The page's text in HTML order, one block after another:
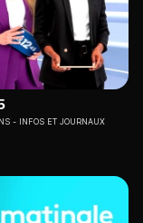
INFOS ET JOURNAUX